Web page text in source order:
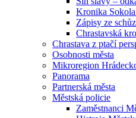
Kronika
Zápisy ze
Chrastavská
Chrastava z ptačí
Osobnosti města
Mikroregion
Panorama
Partnerská města
Městská policie
Zaměstnanci